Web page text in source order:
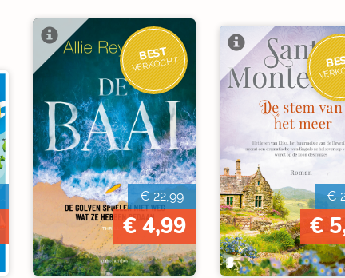
BEST
VERKOCHT
€ 22,99
€ 4,99
€
€